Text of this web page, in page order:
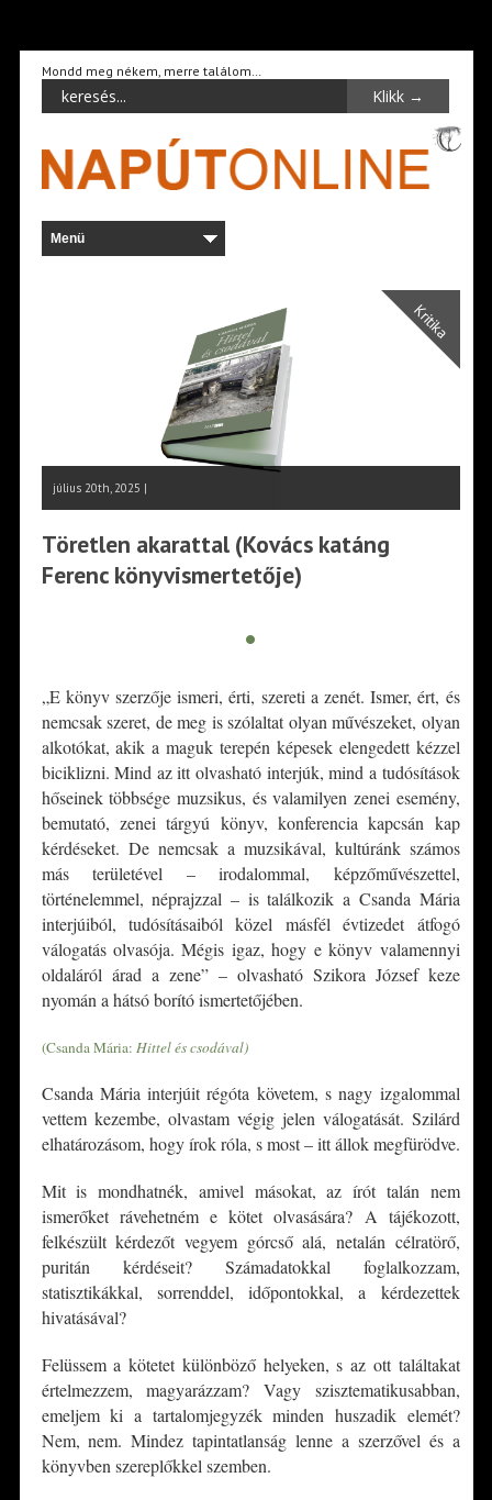
Mondd meg nékem, merre találom…
Kritika
július 20th, 2025 |
Töretlen akarattal (Kovács katáng
Ferenc könyvismertetője)
•
„E könyv szerzője ismeri, érti, szereti a zenét. Ismer, ért, és
nemcsak szeret, de meg is szólaltat olyan művészeket, olyan
alkotókat, akik a maguk terepén képesek elengedett kézzel
biciklizni. Mind az itt olvasható interjúk, mind a tudósítások
hőseinek többsége muzsikus, és valamilyen zenei esemény,
bemutató, zenei tárgyú könyv, konferencia kapcsán kap
kérdéseket. De nemcsak a muzsikával, kultúránk számos
más területével – irodalommal, képzőművészettel,
történelemmel, néprajzzal – is találkozik a Csanda Mária
interjúiból, tudósításaiból közel másfél évtizedet átfogó
válogatás olvasója. Mégis igaz, hogy e könyv valamennyi
oldaláról árad a zene” – olvasható Szikora József keze
nyomán a hátsó borító ismertetőjében.
(Csanda Mária: Hittel és csodával)
Csanda Mária interjúit régóta követem, s nagy izgalommal
vettem kezembe, olvastam végig jelen válogatását. Szilárd
elhatározásom, hogy írok róla, s most – itt állok megfürödve.
Mit is mondhatnék, amivel másokat, az írót talán nem
ismerőket rávehetném e kötet olvasására? A tájékozott,
felkészült kérdezőt vegyem górcső alá, netalán célratörő,
puritán kérdéseit? Számadatokkal foglalkozzam,
statisztikákkal, sorrenddel, időpontokkal, a kérdezettek
hivatásával?
Felüssem a kötetet különböző helyeken, s az ott találtakat
értelmezzem, magyarázzam? Vagy szisztematikusabban,
emeljem ki a tartalomjegyzék minden huszadik elemét?
Nem, nem. Mindez tapintatlanság lenne a szerzővel és a
könyvben szereplőkkel szemben.